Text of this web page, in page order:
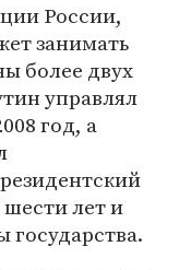
России,
занимать
более двух
управлял
год, а
шести лет и
государства.